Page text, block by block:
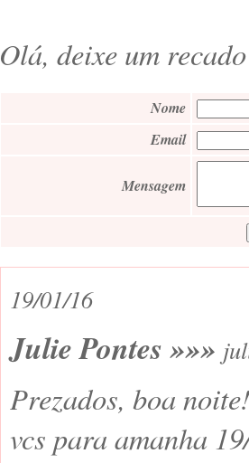
Olá, deixe um
Nome
Email
Mensagem
19/01/16
Julie Pontes »»»
Prezados, boa
vcs para amanha